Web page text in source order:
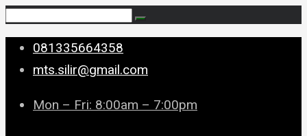
081335664358
mts.silir@gmail.com
Mon – Fri: 8:00am – 7:00pm